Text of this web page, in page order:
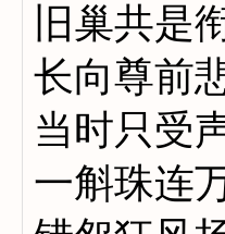
旧巢共是
长向尊前
当时只受
一斛珠连